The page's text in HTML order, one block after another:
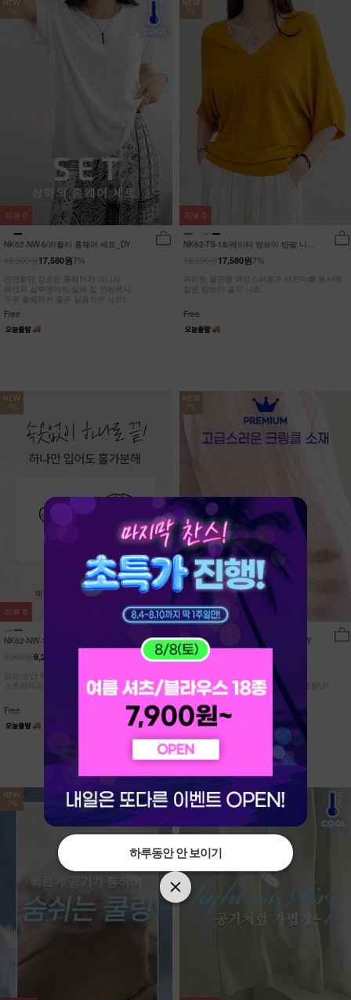
NEW
7%
NK62-NW-6/리플리 홈웨어 세트_DY
7%
17,580원
편안함만 강조한 홈웨어가 아니라
패턴과 실루엣까지 살려 집 안밖에서
두루 활용하기 좋은 실용적인 세트!
Free
리뷰 0
NEW
7%
NK62-TS-18/레이티 양브이 반팔 니트
7%
17,580원
여리함 끝판왕 여성스러움과 세련미를 동시에
잡은 양브이 골지 니트
Free
리뷰 0
NEW
7%
NK62-NW-11/유포니 반팔+반바지 홈웨
9,210원
입는 순간 편안함이 달라지는 캡내장
스트라이프 홈웨어 SET
Free
리뷰 0
NEW
7%
NK62-TS-32/일루민 뒤트임 셔츠_DY
21,900원
[ 답답한ZERO! 시스루 원단! ]
[55-99] 은은하게 반짝이는 고급링클원단!
자연스럽게 흐르는 핏!
Free
리뷰15
NEW
7%
NEW
7%
하루동안 안 보이기
하루동안 안 보이기